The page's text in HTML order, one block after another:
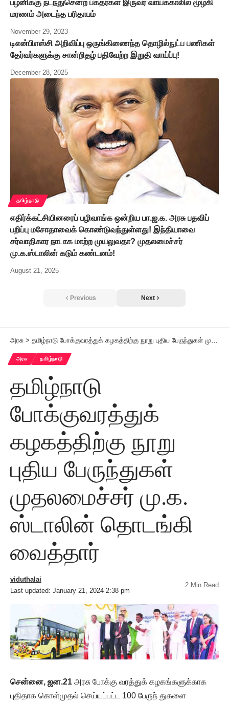
பழனிக்கு நடந்துசென்ற பக்தர்கள் இருவர் வாய்க்காலில் மூழ்கி
மரணம் அடைந்த பரிதாபம்
November 29, 2023
டிஎன்பிஎஸ்சி அறிவிப்பு ஒருங்கிணைந்த தொழில்நுட்ப பணிகள்
தேர்வர்களுக்கு சான்றிதழ் பதிவேற்ற இறுதி வாய்ப்பு!
December 28, 2025
தமிழ்நாடு
எதிர்க்கட்சியினரைப் பழிவாங்க ஒன்றிய பா.ஜ.க. அரசு பதவிப்
பறிப்பு மசோதாவைக் கொண்டுவந்துள்ளது! இந்தியாவை
சர்வாதிகார நாடாக மாற்ற முயலுவதா? முதலமைச்சர்
மு.க.ஸ்டாலின் கடும் கண்டனம்!
August 21, 2025
Previous Next
அரசு > தமிழ்நாடு போக்குவரத்துக் கழகத்திற்கு நூறு புதிய பேருந்துகள் முதலமைச்சர் மு.க. ஸ்டாலின் தொடங்கி வைத்தார்
அரசு தமிழ்நாடு
தமிழ்நாடு
போக்குவரத்துக்
கழகத்திற்கு நூறு
புதிய பேருந்துகள்
முதலமைச்சர் மு.க.
ஸ்டாலின் தொடங்கி
வைத்தார்
Last updated: January 21, 2024 2:38 pm
viduthalai
2 Min Read
சென்னை, ஜன.21 அரசு போக்கு வரத்துக் கழகங்களுக்காக
புதிதாக கொள்முதல் செய்யப்பட்ட 100 பேருந் துகளை